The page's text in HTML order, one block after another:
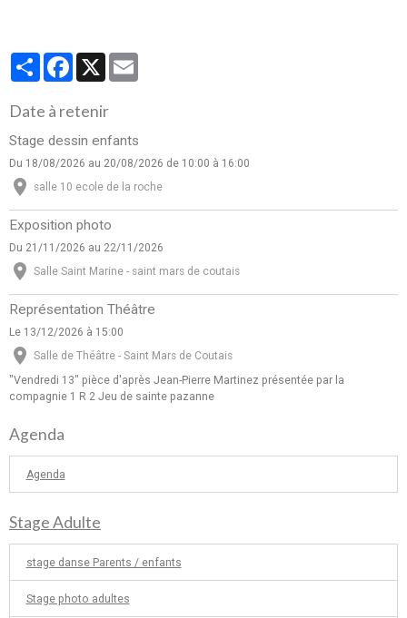
PartagerFacebook
Date à retenir
Stage dessin enfants
Du 18/08/2026 au 20/08/2026 de 10:00 à 16:00
salle 10 ecole de la roche
Exposition photo
Du 21/11/2026 au 22/11/2026
Salle Saint Marine - saint mars de coutais
Représentation Théâtre
Le 13/12/2026 à 15:00
Salle de Théâtre - Saint Mars de Coutais
"Vendredi 13" pièce d'après Jean-Pierre Martinez présentée par la
compagnie 1 R 2 Jeu de sainte pazanne
Agenda
Agenda
Stage Adulte
stage danse Parents / enfants
Stage photo adultes